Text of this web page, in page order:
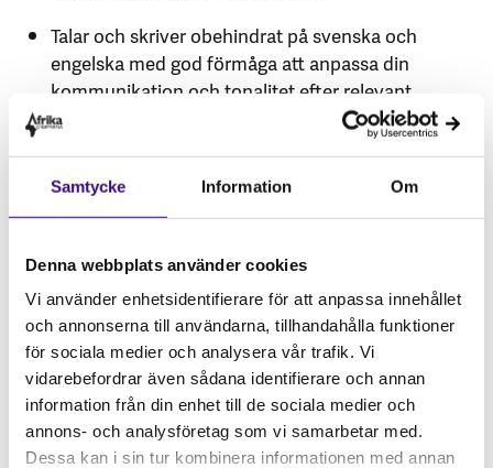
Samtycke Information Om
Denna webbplats använder cookies
Vi använder enhetsidentifierare för att anpassa innehållet
och annonserna till användarna, tillhandahålla funktioner
för sociala medier och analysera vår trafik. Vi
vidarebefordrar även sådana identifierare och annan
information från din enhet till de sociala medier och
annons- och analysföretag som vi samarbetar med.
Dessa kan i sin tur kombinera informationen med annan
Talar och skriver obehindrat på svenska och
engelska med god förmåga att anpassa din
kommunikation och tonalitet efter relevant
målgrupp
Ansökan
Om du vill ansöka om praktik hos oss skickar du CV
amanda.johansson@afrikagrupperna.se.
Sista ansökningsdag är den 20 november 2024.
Praktiken är oavlönad, sker på heltid och är placerad
i Stockholm. Praktiken börjar med en
introduktionsvecka i januari 2025 och avslutas efter
överenskommelse i juni.